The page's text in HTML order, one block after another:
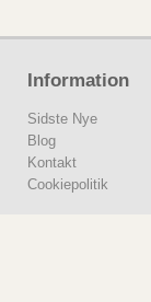
Information
Sidste Nye
Blog
Kontakt
Cookiepolitik